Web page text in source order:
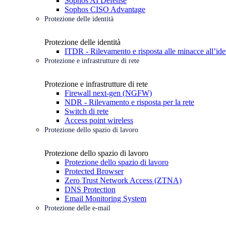
Sophos CISO Advantage
Protezione delle identità
Protezione delle identità
ITDR - Rilevamento e risposta alle minacce
Protezione e infrastrutture di rete
Protezione e infrastrutture di rete
Firewall next-gen (NGFW)
NDR - Rilevamento e risposta per la rete
Switch di rete
Access point wireless
Protezione dello spazio di lavoro
Protezione dello spazio di lavoro
Protezione dello spazio di lavoro
Protected Browser
Zero Trust Network Access (ZTNA)
DNS Protection
Email Monitoring System
Protezione delle e-mail